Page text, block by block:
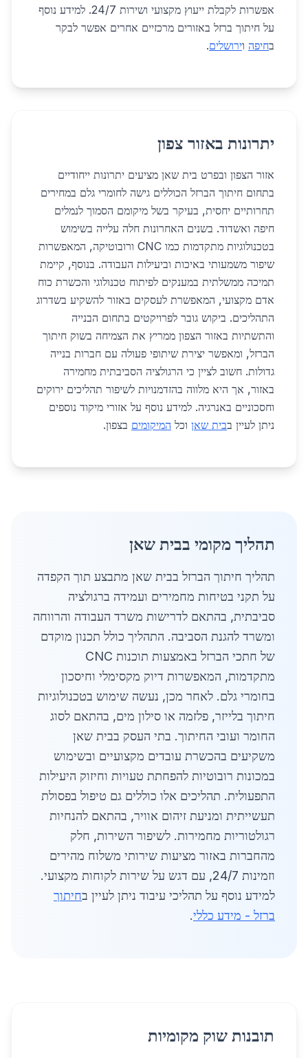
אפשרות לקבלת ייעוץ מקצועי ושירות 24/7. למידע נוסף
על חיתוך ברזל באזורים מרכזיים אחרים אפשר לבקר
בחיפה וירושלים.
יתרונות באזור צפון
אזור הצפון ובפרט בית שאן מציעים יתרונות ייחודיים
בתחום חיתוך הברזל הכוללים גישה לחומרי גלם במחירים
תחרותיים יחסית, בעיקר בשל מיקומם הסמוך לנמלים
חיפה ואשדוד. בשנים האחרונות חלה עלייה בשימוש
בטכנולוגיות מתקדמות כמו CNC ורובוטיקה, המאפשרות
שיפור משמעותי באיכות וביעילות העבודה. בנוסף, קיימת
תמיכה ממשלתית במענקים לפיתוח טכנולוגי והכשרת כוח
אדם מקצועי, המאפשרת לעסקים באזור להשקיע בשדרוג
התהליכים. ביקוש גובר לפרויקטים בתחום הבנייה
והתשתיות באזור הצפון ממריץ את הצמיחה בשוק חיתוך
הברזל, ומאפשר יצירת שיתופי פעולה עם חברות בנייה
גדולות. חשוב לציין כי הרגולציה הסביבתית מחמירה
באזור, אך היא מלווה בהזדמנויות לשיפור תהליכים ירוקים
וחסכוניים באנרגיה. למידע נוסף על אזורי מיקוד נוספים
ניתן לעיין בבית שאן וכל המיקומים בצפון.
תהליך מקומי בבית שאן
תהליך חיתוך הברזל בבית שאן מתבצע תוך הקפדה
על תקני בטיחות מחמירים ועמידה ברגולציה
סביבתית, בהתאם לדרישות משרד העבודה והרווחה
ומשרד להגנת הסביבה. התהליך כולל תכנון מוקדם
של חתכי הברזל באמצעות תוכנות CNC
מתקדמות, המאפשרות דיוק מקסימלי וחיסכון
בחומרי גלם. לאחר מכן, נעשה שימוש בטכנולוגיות
חיתוך בלייזר, פלזמה או סילון מים, בהתאם לסוג
החומר ועובי החיתוך. בתי העסק בבית שאן
משקיעים בהכשרת עובדים מקצועיים ובשימוש
במכונות רובוטיות להפחתת טעויות וחיזוק היעילות
התפעולית. תהליכים אלו כוללים גם טיפול בפסולת
תעשייתית ומניעת זיהום אוויר, בהתאם להנחיות
רגולטוריות מחמירות. לשיפור השירות, חלק
מהחברות באזור מציעות שירותי משלוח מהירים
וזמינות 24/7, עם דגש על שירות לקוחות מקצועי.
למידע נוסף על תהליכי עיבוד ניתן לעיין בחיתוך
ברזל - מידע כללי.
תובנות שוק מקומיות